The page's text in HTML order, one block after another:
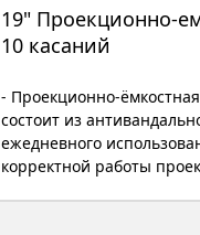
19" Проекционно-
10 касаний
- Проекционно-
состоит из
ежедневного
корректной работы